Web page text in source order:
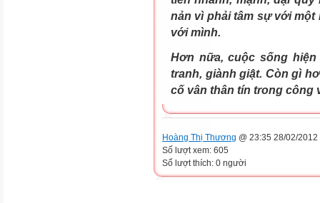
nản vì phải tâm sự với
với mình.
Hơn nữa, cuộc sống
tranh, giành giật. Còn gì
cố vân thân tín trong công
Hoàng Thị Thương @ 23:35 28/02/2012
Số lượt xem: 605
Số lượt thích: 0 người